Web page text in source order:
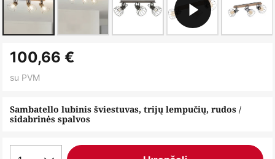
to
the
of
the
Sambatello lubinis šviestuvas, trijų lempučių, rudos /
sidabrinės spalvos
100,66 €
su PVM